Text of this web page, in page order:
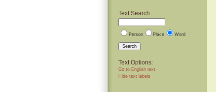
Text Search:
Person Place Word
Search
Text Options:
Go to English text
Hide text labels